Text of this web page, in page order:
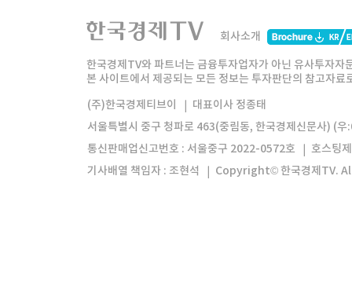
한국경제TV
한경미디어그룹 한국경제신문 한국경제
모바일앱 한국경제TV앱
회사소개
한국경제TV와 파트너는 금융투자업자가 아닌 유사투자
본 사이트에서 제공되는 모든 정보는 투자판단의 참고자
(주)한국경제티브이
대표이사 정종태
서울특별시 중구 청파로 463(중림동, 한국경제신문사) (
통신판매업신고번호 : 서울중구 2022-0572호
호스팅
기사배열 책임자 : 조현석
Copyright© 한국경제TV.